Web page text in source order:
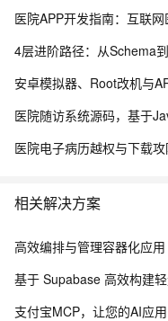
4层进阶路径：从Schema
相关解决方案
高效编排与管理容器化应用
基于 Supabase 高效构建
支付宝MCP，让您的AI应